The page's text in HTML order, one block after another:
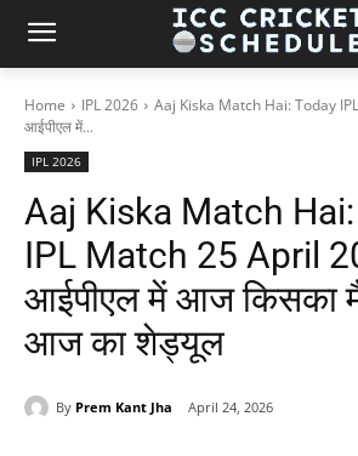
Home IPL 2026
Aaj Kiska Match Hai: Today
आईपीएल में...
IPL 2026
Aaj Kiska Match
IPL Match 25 April
आईपीएल में आज किसका
आज का शेड्यूल
By Prem Kant Jha April 24, 2026